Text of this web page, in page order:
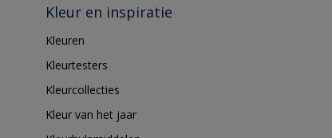
Kleur en inspiratie
Kleuren
Kleurtesters
Kleurcollecties
Kleur van het jaar